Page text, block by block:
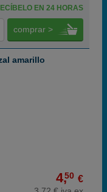
EN 24 HORAS
comprar >
amarillo
4,50 €